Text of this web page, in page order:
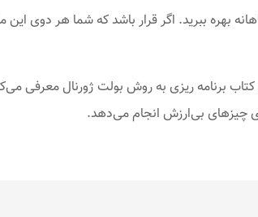
بهره ببرید. اگر قرار باشد که شما هر دوی این
برنامه ریزی به روش بولت ژورنال معرفی
چیزهای بی‌ارزش انجام می‌دهد.